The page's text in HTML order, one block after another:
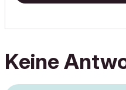
Keine